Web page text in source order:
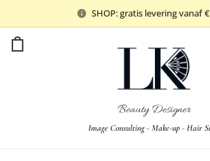
SHOP: gratis levering vanaf
Beauty Designer
Image Consulting - Make-up - Hair